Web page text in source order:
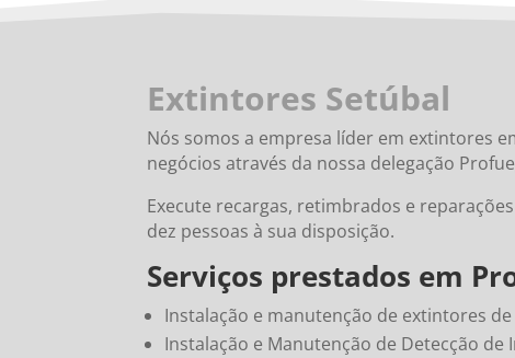
Extintores Setúbal
Nós somos a empresa líder em extintores
negócios através da nossa delegação
Execute recargas, retimbrados e
dez pessoas à sua disposição.
Serviços prestados em
Instalação e manutenção de extintores
Instalação e Manutenção de Detecção de